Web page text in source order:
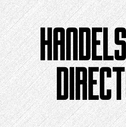
Doorgaan
naar
artikel